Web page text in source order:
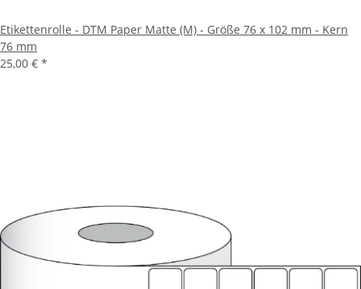
Etikettenrolle - DTM Paper Matte (M) - Größe 76 x 102 mm - Kern
76 mm
25,00 € *